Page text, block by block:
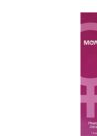
cả ngày. Giúp